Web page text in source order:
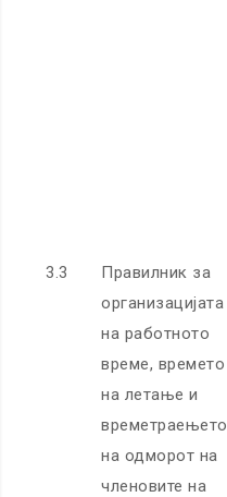
3.3
Правилник за
организацијата
на работното
време, времето
на летање и
времетраењето
на одморот на
членовите на